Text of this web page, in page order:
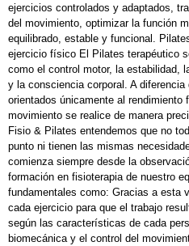
ejercicios controlados y adaptados,
del movimiento, optimizar la función
equilibrado, estable y funcional.
ejercicio físico El Pilates terapéutico
como el control motor, la estabilidad,
y la consciencia corporal. A
orientados únicamente al
movimiento se realice de manera
Fisio & Pilates entendemos que no
punto ni tienen las mismas
comienza siempre desde la
formación en fisioterapia de nuestro
fundamentales como: Gracias a esta
cada ejercicio para que el trabajo
según las características de cada
biomecánica y el control del